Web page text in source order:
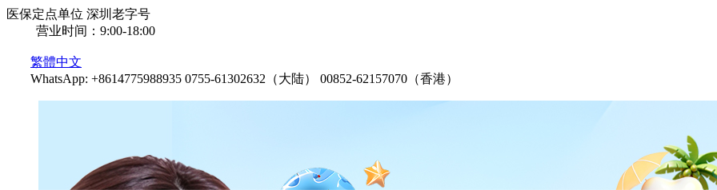
医保定点单位 深圳老字号
营业时间：9:00-18:00
繁體中文
WhatsApp: +8614775988935 0755-61302632（大陆） 00852-62157070（香港）